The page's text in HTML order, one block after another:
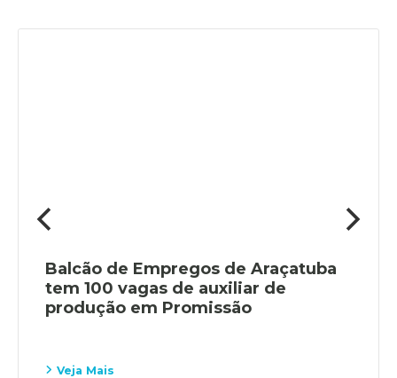
Balcão de Empregos de Araçatuba
tem 100 vagas de auxiliar de
produção em Promissão
Veja Mais